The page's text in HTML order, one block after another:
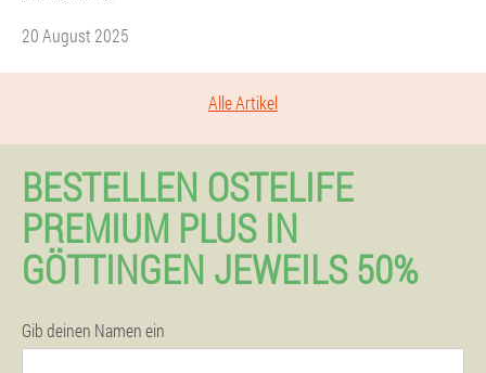
20 August 2025
Alle Artikel
BESTELLEN OSTELIFE
PREMIUM PLUS IN
GÖTTINGEN JEWEILS 50%
Gib deinen Namen ein